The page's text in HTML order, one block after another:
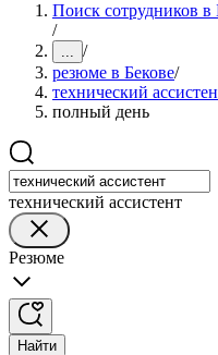
Поиск сотрудников в
/
... /
резюме в Бекове/
технический
полный день
технический ассистент
Резюме
Найти